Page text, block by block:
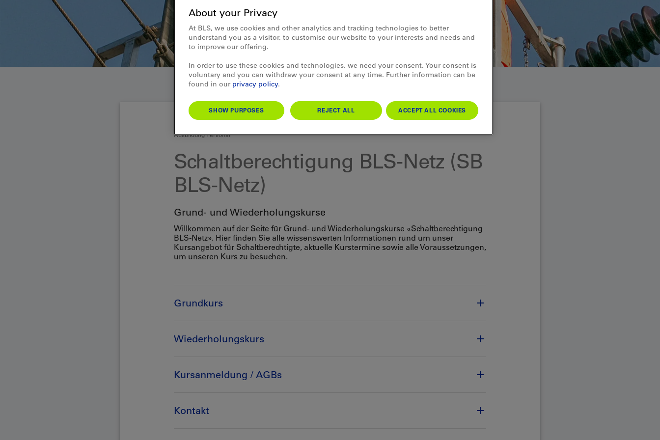
Ausbildung Personal
Schaltberechtigung BLS-Netz (SB
BLS-Netz)
Grund- und Wiederholungskurse
Willkommen auf der Seite für Grund- und Wiederholungskurse «Schaltberechtigung
BLS-Netz». Hier finden Sie alle wissenswerten Informationen rund um unser
Kursangebot für Schaltberechtigte, aktuelle Kurstermine sowie alle Voraussetzungen,
um unseren Kurs zu besuchen.
Grundkurs
Wiederholungskurs
Kursanmeldung / AGBs
Kontakt
About your Privacy
At BLS, we use cookies and other analytics and tracking technologies to better
understand you as a visitor, to customise our website to your interests and needs and
to improve our offering.
In order to use these cookies and technologies, we need your consent. Your consent is
voluntary and you can withdraw your consent at any time. Further information can be
found in our privacy policy.
SHOW PURPOSES REJECT ALL ACCEPT ALL COOKIES